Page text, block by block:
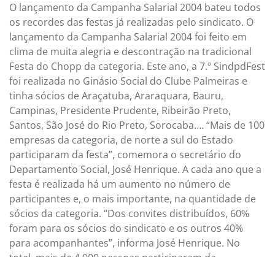
O lançamento da Campanha Salarial 2004 bateu todos
os recordes das festas já realizadas pelo sindicato. O
lançamento da Campanha Salarial 2004 foi feito em
clima de muita alegria e descontração na tradicional
Festa do Chopp da categoria. Este ano, a 7.º SindpdFest
foi realizada no Ginásio Social do Clube Palmeiras e
tinha sócios de Araçatuba, Araraquara, Bauru,
Campinas, Presidente Prudente, Ribeirão Preto,
Santos, São José do Rio Preto, Sorocaba…. “Mais de 100
empresas da categoria, de norte a sul do Estado
participaram da festa”, comemora o secretário do
Departamento Social, José Henrique. A cada ano que a
festa é realizada há um aumento no número de
participantes e, o mais importante, na quantidade de
sócios da categoria. “Dos convites distribuídos, 60%
foram para os sócios do sindicato e os outros 40%
para acompanhantes”, informa José Henrique. No